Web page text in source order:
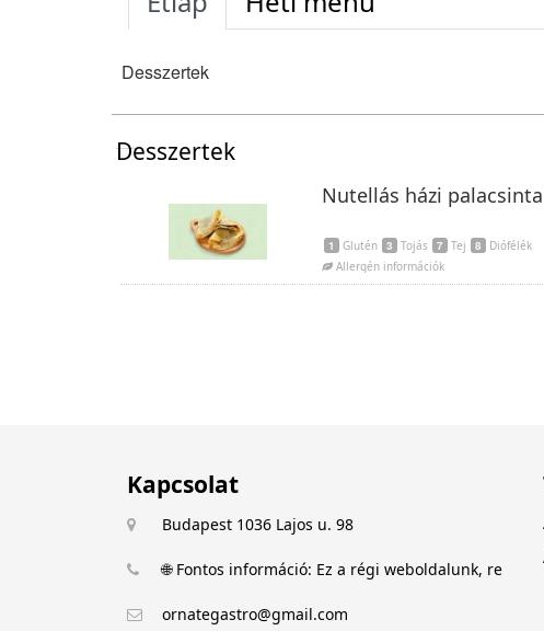
Desszertek
Desszertek
Nutellás házi
1 Glutén 3 Tojás 7 Tej 8
Diófélék
Allergén információk
Kapcsolat
Budapest 1036 Lajos u. 98
🌐 Fontos információ: Ez a régi weboldalunk, re
ornategastro@gmail.com